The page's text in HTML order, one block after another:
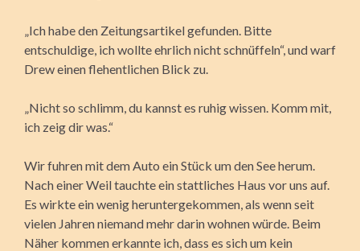
„Ich habe den Zeitungsartikel gefunden. Bitte
entschuldige, ich wollte ehrlich nicht schnüffeln“, und warf
Drew einen flehentlichen Blick zu.
„Nicht so schlimm, du kannst es ruhig wissen. Komm mit,
ich zeig dir was.“
Wir fuhren mit dem Auto ein Stück um den See herum.
Nach einer Weil tauchte ein stattliches Haus vor uns auf.
Es wirkte ein wenig heruntergekommen, als wenn seit
vielen Jahren niemand mehr darin wohnen würde. Beim
Näher kommen erkannte ich, dass es sich um kein